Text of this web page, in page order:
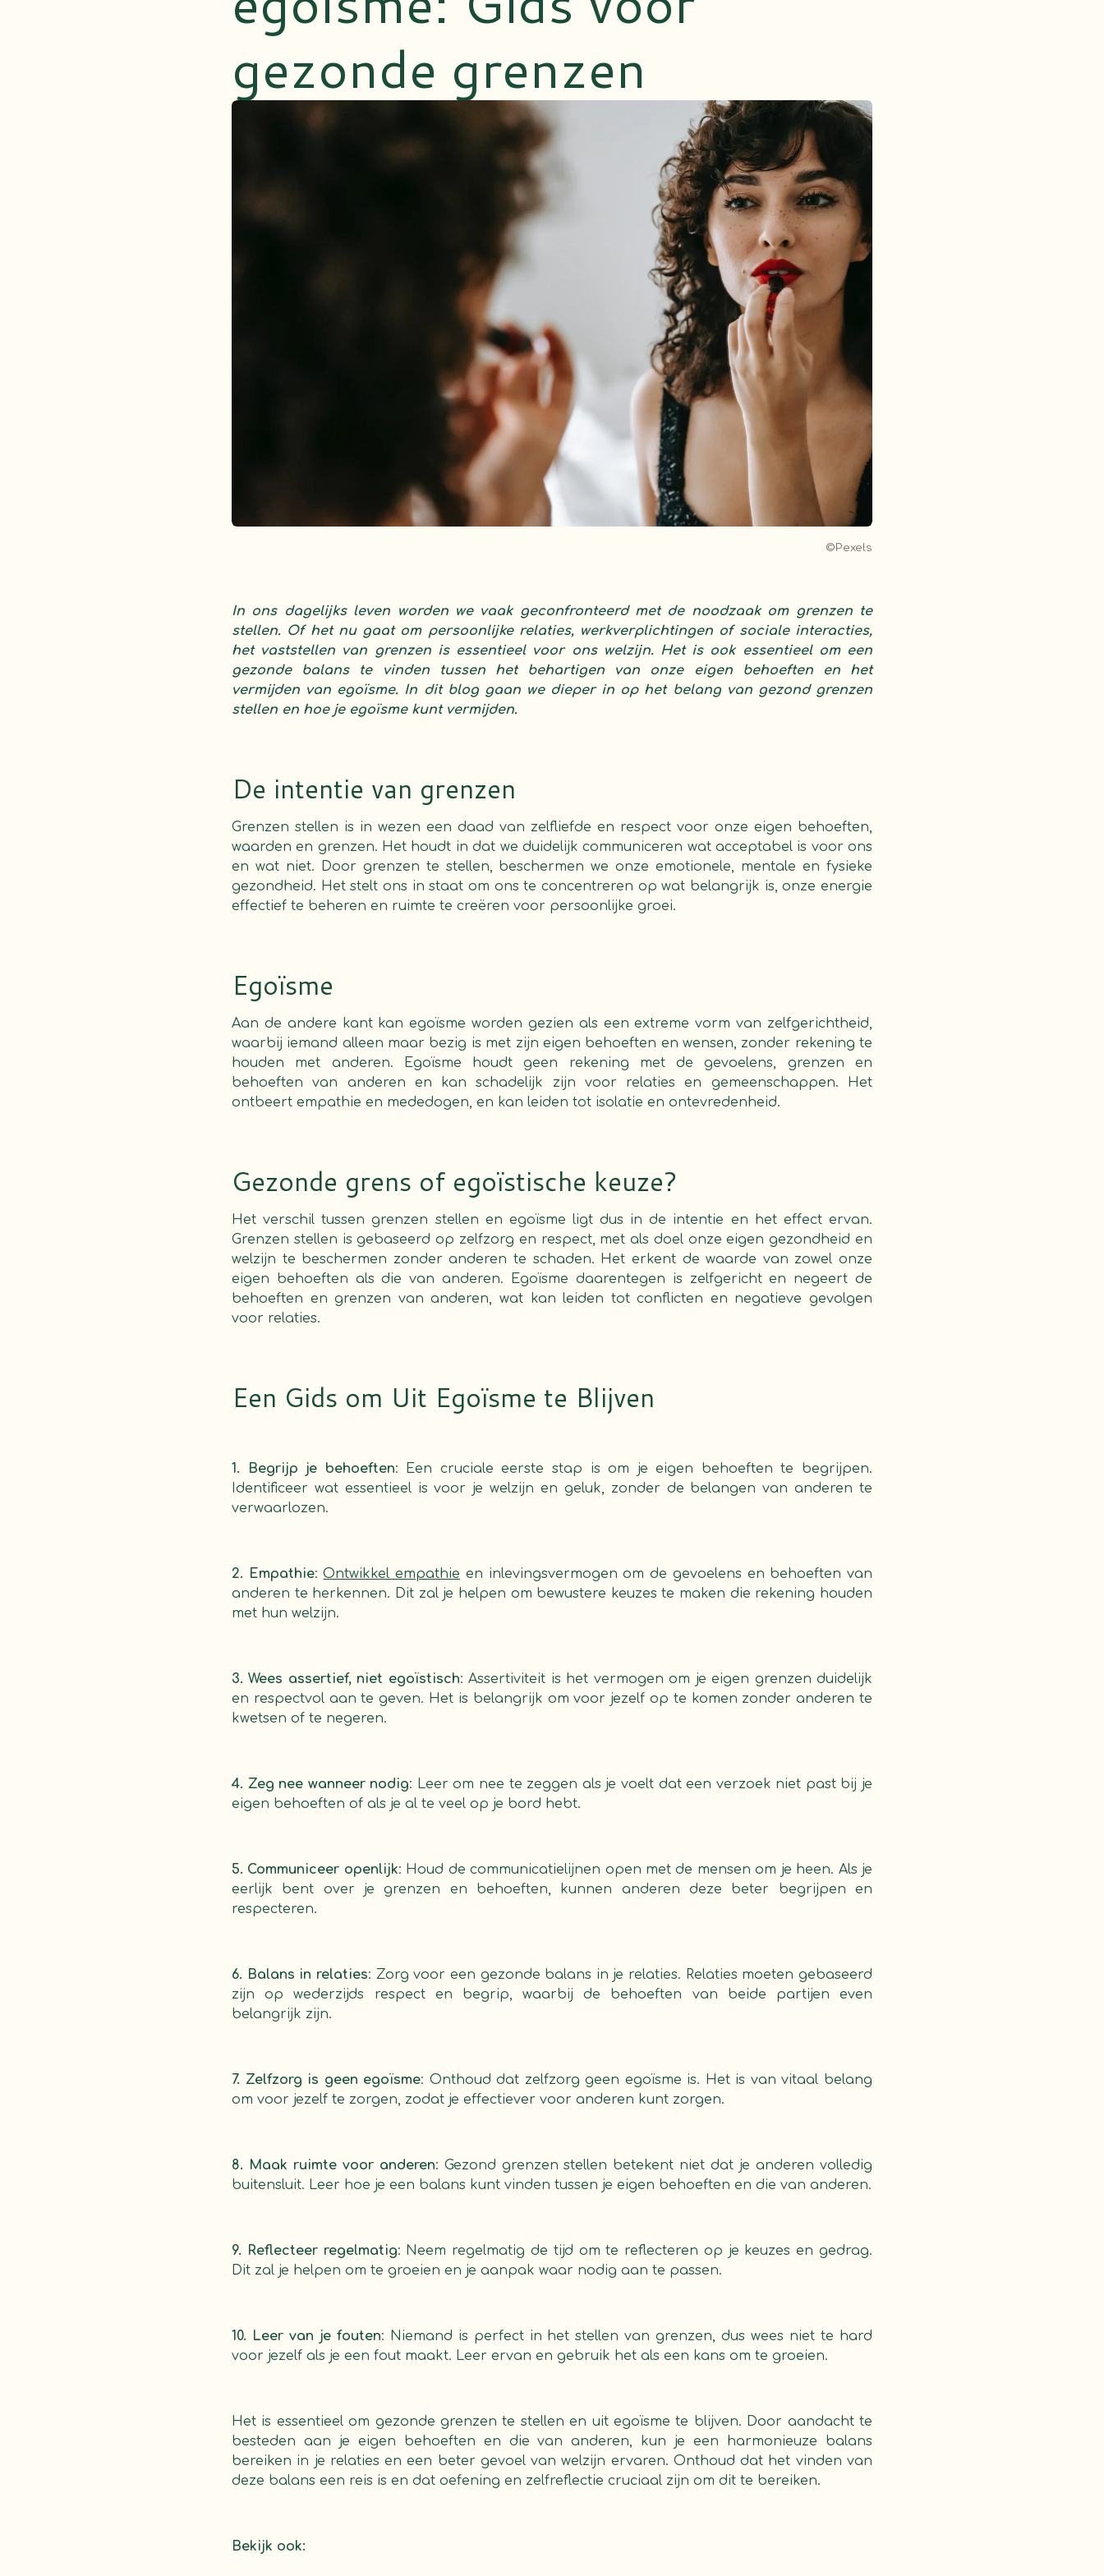
gezonde grenzen
©Pexels
In ons dagelijks leven worden we vaak geconfronteerd met de noodzaak om grenzen te
stellen. Of het nu gaat om persoonlijke relaties, werkverplichtingen of sociale interacties,
het vaststellen van grenzen is essentieel voor ons welzijn. Het is ook essentieel om een
gezonde balans te vinden tussen het behartigen van onze eigen behoeften en het
vermijden van egoïsme. In dit blog gaan we dieper in op het belang van gezond grenzen
stellen en hoe je egoïsme kunt vermijden.
De intentie van grenzen
Grenzen stellen is in wezen een daad van zelfliefde en respect voor onze eigen behoeften,
waarden en grenzen. Het houdt in dat we duidelijk communiceren wat acceptabel is voor ons
en wat niet. Door grenzen te stellen, beschermen we onze emotionele, mentale en fysieke
gezondheid. Het stelt ons in staat om ons te concentreren op wat belangrijk is, onze energie
effectief te beheren en ruimte te creëren voor persoonlijke groei.
Egoïsme
Aan de andere kant kan egoïsme worden gezien als een extreme vorm van zelfgerichtheid,
waarbij iemand alleen maar bezig is met zijn eigen behoeften en wensen, zonder rekening te
houden met anderen. Egoïsme houdt geen rekening met de gevoelens, grenzen en
behoeften van anderen en kan schadelijk zijn voor relaties en gemeenschappen. Het
ontbeert empathie en mededogen, en kan leiden tot isolatie en ontevredenheid.
Gezonde grens of egoïstische keuze?
Het verschil tussen grenzen stellen en egoïsme ligt dus in de intentie en het effect ervan.
Grenzen stellen is gebaseerd op zelfzorg en respect, met als doel onze eigen gezondheid en
welzijn te beschermen zonder anderen te schaden. Het erkent de waarde van zowel onze
eigen behoeften als die van anderen. Egoïsme daarentegen is zelfgericht en negeert de
behoeften en grenzen van anderen, wat kan leiden tot conflicten en negatieve gevolgen
voor relaties.
Een Gids om Uit Egoïsme te Blijven
1. Begrijp je behoeften: Een cruciale eerste stap is om je eigen behoeften te begrijpen.
Identificeer wat essentieel is voor je welzijn en geluk, zonder de belangen van anderen te
verwaarlozen.
2. Empathie:Ontwikkel empathie en inlevingsvermogen om de gevoelens en behoeften van
anderen te herkennen. Dit zal je helpen om bewustere keuzes te maken die rekening houden
met hun welzijn.
3. Wees assertief, niet egoïstisch: Assertiviteit is het vermogen om je eigen grenzen duidelijk
en respectvol aan te geven. Het is belangrijk om voor jezelf op te komen zonder anderen te
kwetsen of te negeren.
4. Zeg nee wanneer nodig: Leer om nee te zeggen als je voelt dat een verzoek niet past bij je
eigen behoeften of als je al te veel op je bord hebt.
5. Communiceer openlijk: Houd de communicatielijnen open met de mensen om je heen. Als je
eerlijk bent over je grenzen en behoeften, kunnen anderen deze beter begrijpen en
respecteren.
6. Balans in relaties: Zorg voor een gezonde balans in je relaties. Relaties moeten gebaseerd
zijn op wederzijds respect en begrip, waarbij de behoeften van beide partijen even
belangrijk zijn.
7. Zelfzorg is geen egoïsme: Onthoud dat zelfzorg geen egoïsme is. Het is van vitaal belang
om voor jezelf te zorgen, zodat je effectiever voor anderen kunt zorgen.
8. Maak ruimte voor anderen: Gezond grenzen stellen betekent niet dat je anderen volledig
buitensluit. Leer hoe je een balans kunt vinden tussen je eigen behoeften en die van anderen.
9. Reflecteer regelmatig: Neem regelmatig de tijd om te reflecteren op je keuzes en gedrag.
Dit zal je helpen om te groeien en je aanpak waar nodig aan te passen.
10. Leer van je fouten: Niemand is perfect in het stellen van grenzen, dus wees niet te hard
voor jezelf als je een fout maakt. Leer ervan en gebruik het als een kans om te groeien.
Het is essentieel om gezonde grenzen te stellen en uit egoïsme te blijven. Door aandacht te
besteden aan je eigen behoeften en die van anderen, kun je een harmonieuze balans
bereiken in je relaties en een beter gevoel van welzijn ervaren. Onthoud dat het vinden van
deze balans een reis is en dat oefening en zelfreflectie cruciaal zijn om dit te bereiken.
Bekijk ook: